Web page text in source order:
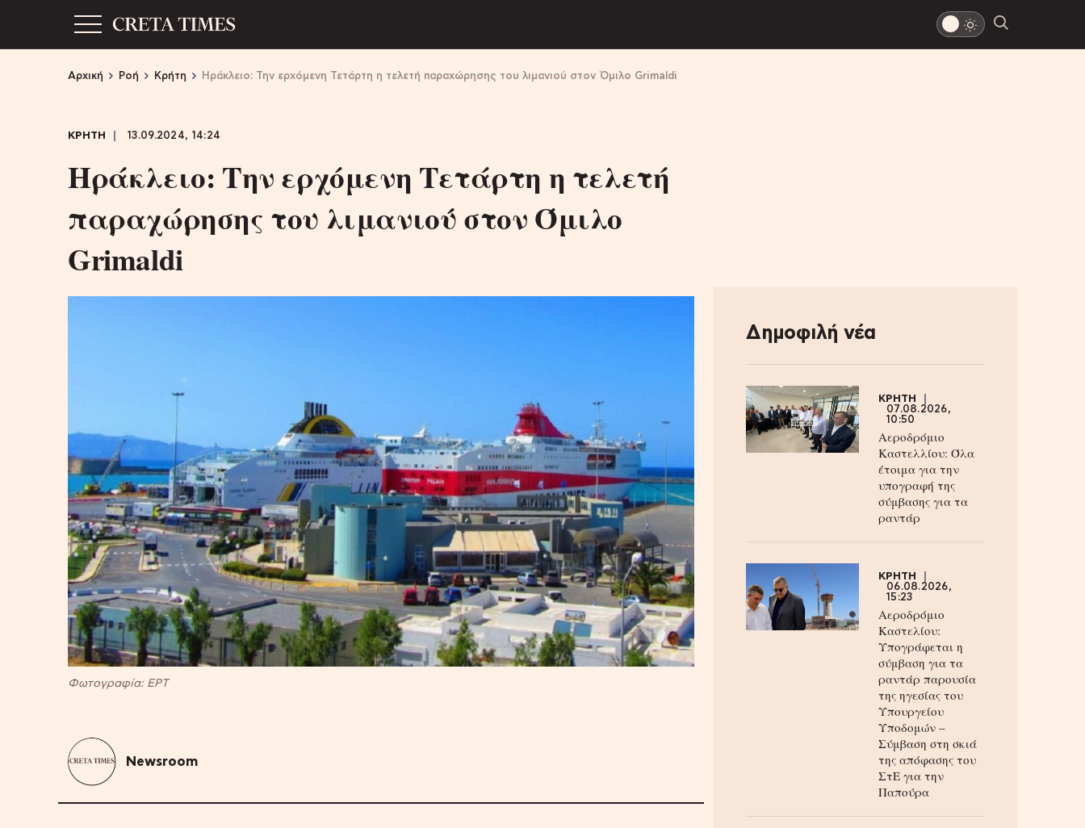
Αρχική Ροή Κρήτη Ηράκλειο: Την ερχόμενη Τετάρτη η τελετή παραχώρησης του λιμανιού στον Όμιλο Grimaldi
ΚΡΗΤΗ 13.09.2024, 14:24
Ηράκλειο: Την ερχόμενη Τετάρτη η τελετή
παραχώρησης του λιμανιού στον Όμιλο
Grimaldi
Φωτογραφία: ΕΡΤ
Newsroom
Δημοφιλή νέα
ΚΡΗΤΗ
07.08.2026,
10:50
Αεροδρόμιο
Καστελλίου: Όλα
έτοιμα για την
υπογραφή της
σύμβασης για τα
ραντάρ
ΚΡΗΤΗ
06.08.2026,
15:23
Αεροδρόμιο
Καστελίου:
Υπογράφεται η
σύμβαση για τα
ραντάρ παρουσία
της ηγεσίας του
Υπουργείου
Υποδομών –
Σύμβαση στη σκιά
της απόφασης του
ΣτΕ για την
Παπούρα